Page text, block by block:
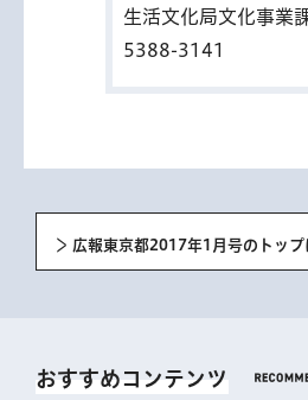
生活文化局文化事
5388-3141
広報東京都2017年1月号のトップ
おすすめコンテンツ